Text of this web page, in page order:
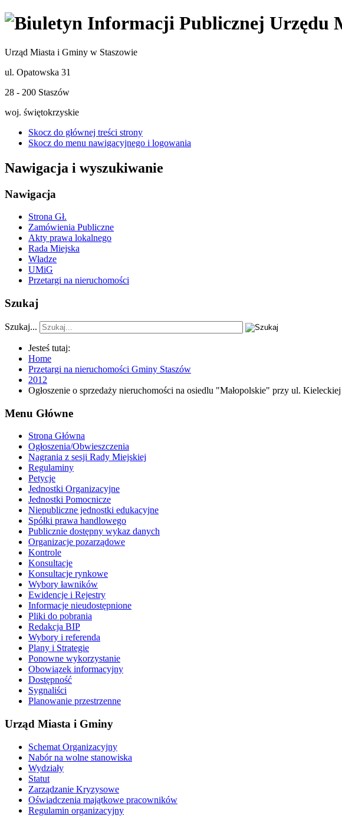
Urząd Miasta i Gminy w Staszowie
ul. Opatowska 31
28 - 200 Staszów
woj. świętokrzyskie
Skocz do głównej treści strony
Skocz do menu nawigacyjnego i logowania
Nawigacja i wyszukiwanie
Nawigacja
Strona Gł.
Zamówienia Publiczne
Akty prawa lokalnego
Rada Miejska
Władze
UMiG
Przetargi na nieruchomości
Szukaj
Szukaj...
Jesteś tutaj:
Home
Przetargi na nieruchomości Gminy Staszów
2012
Ogłoszenie o sprzedaży nieruchomości na osiedlu "Małopolskie" przy ul. Kieleckiej
Menu Główne
Strona Główna
Ogłoszenia/Obwieszczenia
Nagrania z sesji Rady Miejskiej
Regulaminy
Petycje
Jednostki Organizacyjne
Jednostki Pomocnicze
Niepubliczne jednostki edukacyjne
Spółki prawa handlowego
Publicznie dostępny wykaz danych
Organizacje pozarządowe
Kontrole
Konsultacje
Konsultacje rynkowe
Wybory ławników
Ewidencje i Rejestry
Informacje nieudostępnione
Pliki do pobrania
Redakcja BIP
Wybory i referenda
Plany i Strategie
Ponowne wykorzystanie
Obowiązek informacyjny
Dostępność
Sygnaliści
Planowanie przestrzenne
Urząd Miasta i Gminy
Schemat Organizacyjny
Nabór na wolne stanowiska
Wydziały
Statut
Zarządzanie Kryzysowe
Oświadczenia majątkowe pracowników
Regulamin organizacyjny